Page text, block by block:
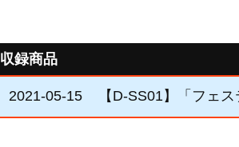
収録商品
2021-05-15 【D-SS01】「フェ